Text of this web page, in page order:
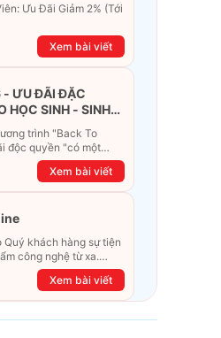
Ưu Đãi Giảm 2% (Tới
Xem bài viết
- ƯU ĐÃI ĐẶC
HỌC SINH - SINH
trình "Back To
độc quyền "có một
"ét-ô-ét", cùng
dưới đây nhé!
Xem bài viết
Quý khách hàng sự tiện
công nghệ từ xa.
sẽ hướng dẫn chi tiết
các kênh online
để khách hàng có
Xem bài viết